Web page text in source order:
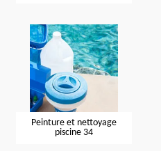
Peinture et nettoyage
piscine 34